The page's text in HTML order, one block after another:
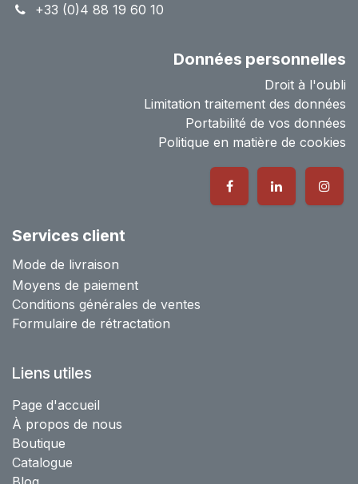
+33 (0)4 88 19 60 10
Données personnelles
Droit à l'oubli
Limitation traitement des données
Portabilité de vos données
Politique en matière de cookies
Services client
Mode de livraison
Moyens de paiement
Conditions générales de ventes
Formulaire de rétractation
Liens utiles
Page d'accueil
À propos de nous
Boutique
Catalogue